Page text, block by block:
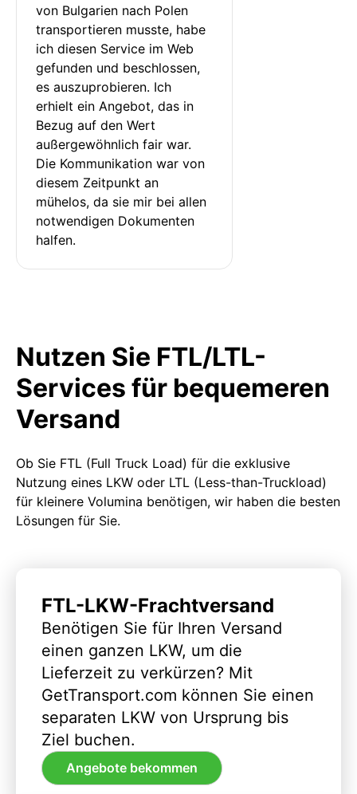
von Bulgarien nach Polen
transportieren musste, habe
ich diesen Service im Web
gefunden und beschlossen,
es auszuprobieren. Ich
erhielt ein Angebot, das in
Bezug auf den Wert
außergewöhnlich fair war.
Die Kommunikation war von
diesem Zeitpunkt an
mühelos, da sie mir bei allen
notwendigen Dokumenten
halfen.
Nutzen Sie FTL/LTL-
Services für bequemeren
Versand
Ob Sie FTL (Full Truck Load) für die exklusive
Nutzung eines LKW oder LTL (Less-than-Truckload)
für kleinere Volumina benötigen, wir haben die besten
Lösungen für Sie.
FTL-LKW-Frachtversand
Benötigen Sie für Ihren Versand
einen ganzen LKW, um die
Lieferzeit zu verkürzen? Mit
GetTransport.com können Sie einen
separaten LKW von Ursprung bis
Ziel buchen.
Angebote bekommen